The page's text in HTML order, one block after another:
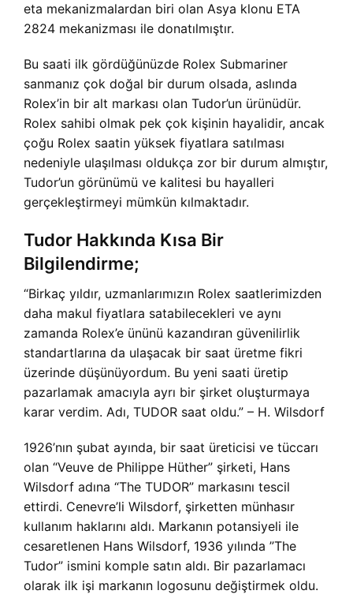
eta mekanizmalardan biri olan Asya klonu ETA
2824 mekanizması ile donatılmıştır.
Bu saati ilk gördüğünüzde Rolex Submariner
sanmanız çok doğal bir durum olsada, aslında
Rolex’in bir alt markası olan Tudor’un ürünüdür.
Rolex sahibi olmak pek çok kişinin hayalidir, ancak
çoğu Rolex saatin yüksek fiyatlara satılması
nedeniyle ulaşılması oldukça zor bir durum almıştır,
Tudor’un görünümü ve kalitesi bu hayalleri
gerçekleştirmeyi mümkün kılmaktadır.
Tudor Hakkında Kısa Bir
Bilgilendirme;
“Birkaç yıldır, uzmanlarımızın Rolex saatlerimizden
daha makul fiyatlara satabilecekleri ve aynı
zamanda Rolex’e ününü kazandıran güvenilirlik
standartlarına da ulaşacak bir saat üretme fikri
üzerinde düşünüyordum. Bu yeni saati üretip
pazarlamak amacıyla ayrı bir şirket oluşturmaya
karar verdim. Adı, TUDOR saat oldu.” – H. Wilsdorf
1926’nın şubat ayında, bir saat üreticisi ve tüccarı
olan “Veuve de Philippe Hüther” şirketi, Hans
Wilsdorf adına “The TUDOR” markasını tescil
ettirdi. Cenevre’li Wilsdorf, şirketten münhasır
kullanım haklarını aldı. Markanın potansiyeli ile
cesaretlenen Hans Wilsdorf, 1936 yılında ”The
Tudor” ismini komple satın aldı. Bir pazarlamacı
olarak ilk işi markanın logosunu değiştirmek oldu.